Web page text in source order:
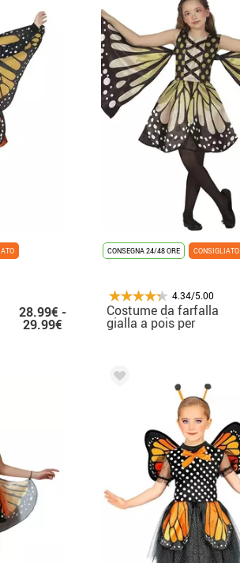
28.99€ -
29.99€
CONSEGNA 24/48 ORE CONSIGLIATO
4.34/5.00
Costume da farfalla
gialla a pois per
bambina